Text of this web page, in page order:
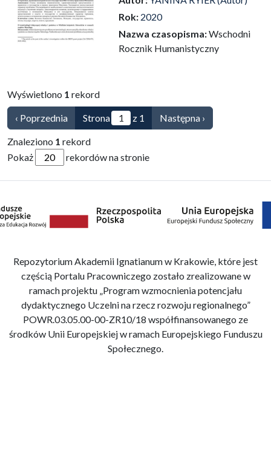
Rok: 2020
Nazwa czasopisma:Wschodni
Rocznik Humanistyczny
Wyświetlono 1 rekord
‹ Poprzednia Strona z 1 Następna ›
Znaleziono 1 rekord
Pokaż
rekordów na stronie
Repozytorium Akademii Ignatianum w Krakowie, które jest
częścią Portalu Pracowniczego zostało zrealizowane w
ramach projektu „Program wzmocnienia potencjału
dydaktycznego Uczelni na rzecz rozwoju regionalnego”
POWR.03.05.00-00-ZR10/18 współfinansowanego ze
środków Unii Europejskiej w ramach Europejskiego Funduszu
Społecznego.